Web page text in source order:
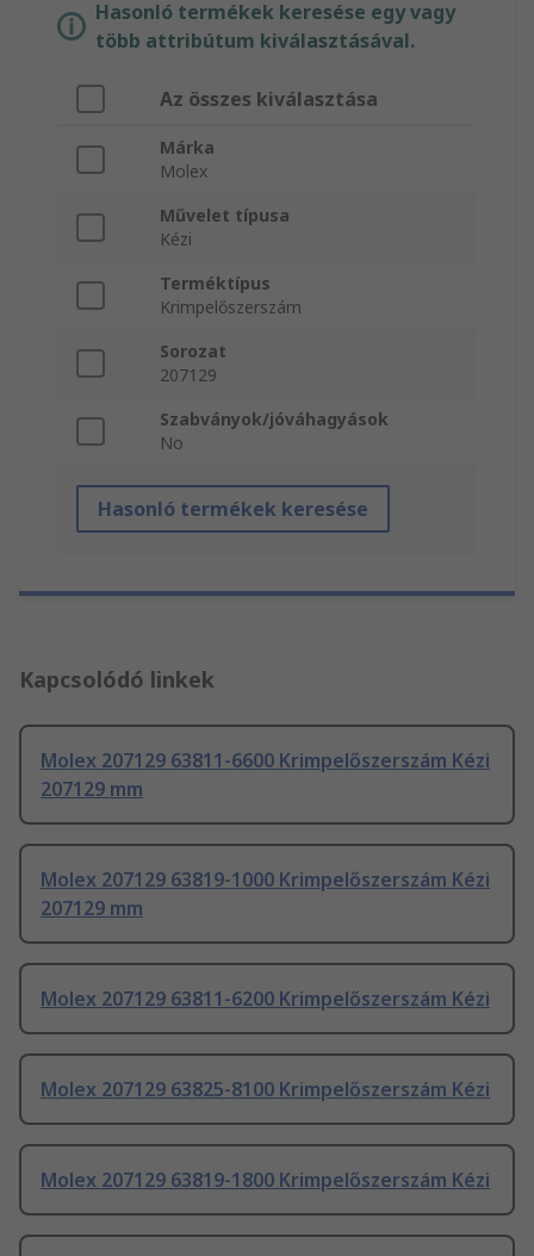
Hasonló termékek keresése egy vagy
több attribútum kiválasztásával.
Az összes kiválasztása
Márka
Molex
Művelet típusa
Kézi
Terméktípus
Krimpelőszerszám
Sorozat
207129
Szabványok/jóváhagyások
No
Hasonló termékek keresése
Kapcsolódó linkek
Molex 207129 63811-6600 Krimpelőszerszám Kézi
207129 mm
Molex 207129 63819-1000 Krimpelőszerszám Kézi
207129 mm
Molex 207129 63811-6200 Krimpelőszerszám Kézi
Molex 207129 63825-8100 Krimpelőszerszám Kézi
Molex 207129 63819-1800 Krimpelőszerszám Kézi